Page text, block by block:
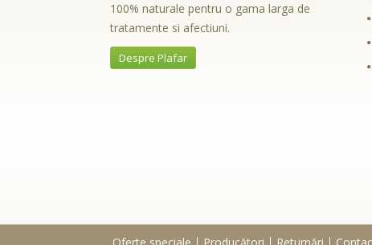
100% naturale pentru o gama larga de
tratamente si afectiuni.
Despre Plafar